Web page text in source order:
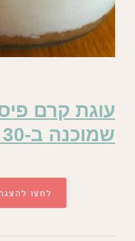
עוגת קרם
שמוכנה ב-30 דקות
לחצו